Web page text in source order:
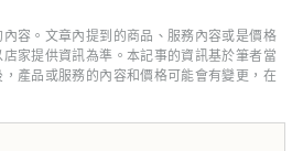
生活方式。
容。文章內提到的商品、服務內容或是價格
家提供資訊為準。本記事的資訊基於筆者當
產品或服務的內容和價格可能會有變更，在